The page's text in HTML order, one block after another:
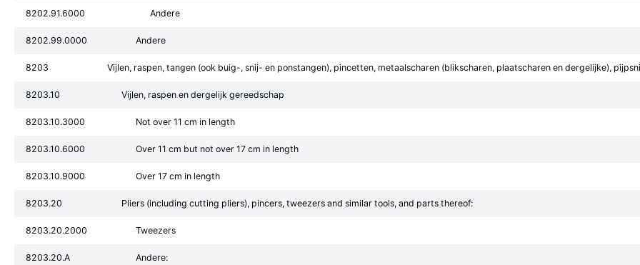
8202.91.6000 Andere
8202.99.0000 Andere
8203 Vijlen, raspen, tangen (ook buig-, snij- en ponstangen), pincetten, metaalscharen (blikscharen, plaatscharen en dergelijke),
8203.10 Vijlen, raspen en dergelijk gereedschap
8203.10.3000 Not over 11 cm in length
8203.10.6000 Over 11 cm but not over 17 cm in length
8203.10.9000 Over 17 cm in length
8203.20 Pliers (including cutting pliers), pincers, tweezers and similar tools, and parts thereof:
8203.20.2000 Tweezers
8203.20.A Andere: